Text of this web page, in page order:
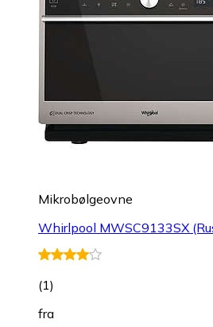
Mikrobølgeovne
Whirlpool MWSC9133SX
(1)
fra